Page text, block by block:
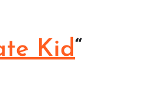
Kid“